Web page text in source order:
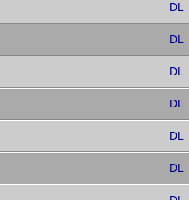
DL
DL
DL
DL
DL
DL